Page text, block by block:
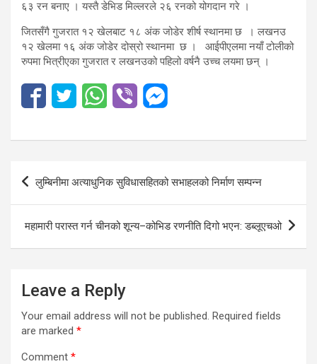
६३ रन बनाए । यस्तै डेभिड मिल्लरले २६ रनको योगदान गरे ।
जितसँगै गुजरात १२ खेलबाट १८ अंक जोडेर शीर्ष स्थानमा छ । लखनउ
१२ खेलमा १६ अंक जोडेर दोस्रो स्थानमा छ । आईपीएलमा नयाँ टोलीको
रुपमा भित्रीएका गुजरात र लखनउको पहिलो वर्षनै उच्च लयमा छन् ।
Post
navigation
लुम्बिनीमा अत्याधुनिक सुविधासहितको सभाहलको निर्माण सम्पन्न
महामारी परास्त गर्न चीनको शून्य–कोभिड रणनीति दिगो भएन: डब्लूएचओ
Leave a Reply
Your email address will not be published. Required fields
are marked *
Comment *